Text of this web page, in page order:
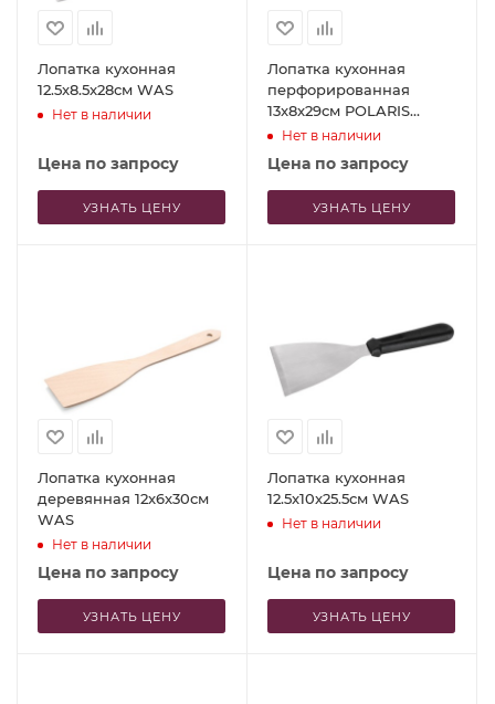
Лопатка кухонная
12.5x8.5x28см WAS
Нет в наличии
Цена по запросу
УЗНАТЬ ЦЕНУ
Лопатка кухонная
перфорированная
13x8x29см POLARIS
Contacto
Нет в наличии
Цена по запросу
УЗНАТЬ ЦЕНУ
Лопатка кухонная
деревянная 12x6x30см
WAS
Нет в наличии
Цена по запросу
УЗНАТЬ ЦЕНУ
Лопатка кухонная
12.5x10x25.5см WAS
Нет в наличии
Цена по запросу
УЗНАТЬ ЦЕНУ